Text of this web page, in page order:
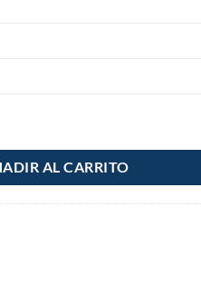
AL CARRITO